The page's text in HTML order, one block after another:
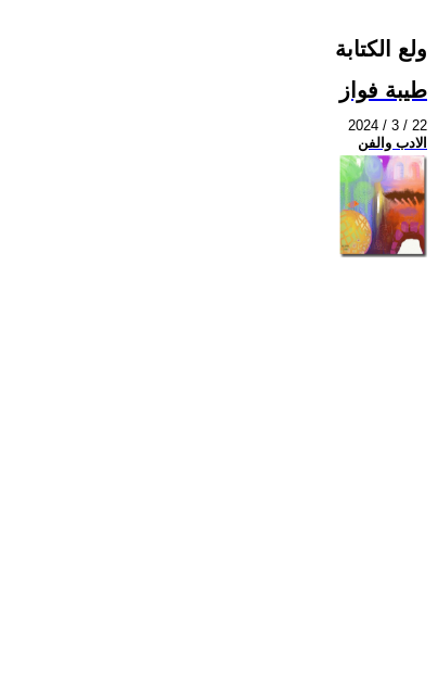
ولع الكتابة
طيبة فواز
2024 / 3 / 22
الادب والفن